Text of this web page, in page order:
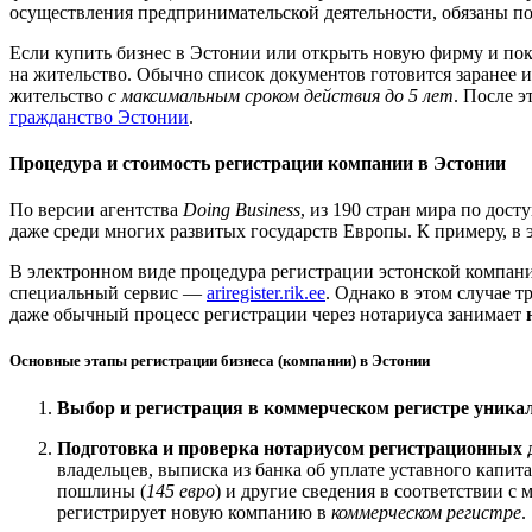
осуществления предпринимательской деятельности, обязаны
Если купить бизнес в Эстонии или открыть новую фирму и
на жительство. Обычно список документов готовится заранее
жительство с максимальным сроком действия до 5 лет. После
гражданство Эстонии.
Процедура и стоимость регистрации компании в Эстонии
По версии агентства Doing Business, из 190 стран мира по
даже среди многих развитых государств Европы. К примеру,
В электронном виде процедура регистрации эстонской
специальный сервис — ariregister.rik.ee. Однако в этом случае
даже обычный процесс регистрации через нотариуса занимает
Основные этапы регистрации бизнеса (компании) в Эстонии
Выбор и регистрация в коммерческом регистре
Подготовка и проверка нотариусом
владельцев, выписка из банка об уплате уставного
пошлины (145 евро) и другие сведения в соответствии
регистрирует новую компанию в коммерческом регистре.